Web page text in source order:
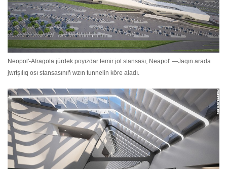
Neopol'-Afragola jürdek poyızdar temir jol stansası, Neapol' —Jaqın arada
jwrtşılıq osı stansasınıñ wzın tunnelin köre aladı.